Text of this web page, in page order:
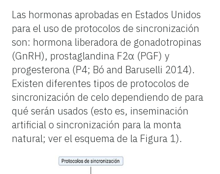
Las hormonas aprobadas en Estados Unidos
para el uso de protocolos de sincronización
son: hormona liberadora de gonadotropinas
(GnRH), prostaglandina F2α (PGF) y
progesterona (P4; Bó and Baruselli 2014).
Existen diferentes tipos de protocolos de
sincronización de celo dependiendo de para
qué serán usados (esto es, inseminación
artificial o sincronización para la monta
natural; ver el esquema de la Figura 1).